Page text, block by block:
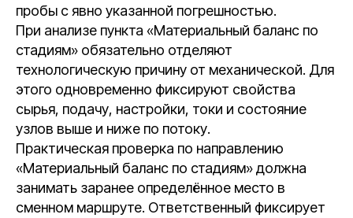
пробы с явно указанной погрешностью.
При анализе пункта «Материальный баланс по
стадиям» обязательно отделяют
технологическую причину от механической. Для
этого одновременно фиксируют свойства
сырья, подачу, настройки, токи и состояние
узлов выше и ниже по потоку.
Практическая проверка по направлению
«Материальный баланс по стадиям» должна
занимать заранее определённое место в
сменном маршруте. Ответственный фиксирует